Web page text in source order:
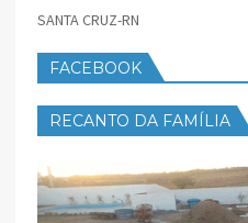
SANTA CRUZ-RN
FACEBOOK
RECANTO DA FAMÍLIA